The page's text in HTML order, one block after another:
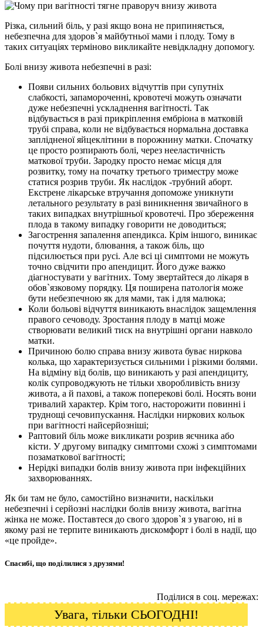
Різка, сильний біль, у разі якщо вона не припиняється,
небезпечна для здоров`я майбутньої мами і плоду. Тому в
таких ситуаціях терміново викликайте невідкладну допомогу.
Болі внизу живота небезпечні в разі:
Появи сильних больових відчуттів при супутніх
слабкості, запамороченні, кровотечі можуть означати
дуже небезпечні ускладнення вагітності. Так
відбувається в разі прикріплення ембріона в матковій
трубі справа, коли не відбувається нормальна доставка
заплідненої яйцеклітини в порожнину матки. Спочатку
це просто розпирають болі, через нееластичність
маткової труби. Зародку просто немає місця для
розвитку, тому на початку третього триместру може
статися розрив труби. Як наслідок -трубний аборт.
Екстрене лікарське втручання допоможе уникнути
летального результату в разі виникнення звичайного в
таких випадках внутрішньої кровотечі. Про збереження
плода в такому випадку говорити не доводиться;
Загострення запалення апендикса. Крім іншого, виникає
почуття нудоти, блювання, а також біль, що
підсилюється при русі. Але всі ці симптоми не можуть
точно свідчити про апендицит. Його дуже важко
діагностувати у вагітних. Тому звертайтеся до лікаря в
обов`язковому порядку. Ця поширена патологія може
бути небезпечною як для мами, так і для малюка;
Коли больові відчуття виникають внаслідок защемлення
правого сечоводу. Зростання плоду в матці може
створювати великий тиск на внутрішні органи навколо
матки.
Причиною болю справа внизу живота буває ниркова
колька, що характеризується сильними і різкими болями.
На відміну від болів, що виникають у разі апендициту,
колік супроводжують не тільки хворобливість внизу
живота, а й пахові, а також поперекові болі. Носять вони
тривалий характер. Крім того, насторожити повинні і
труднощі сечовипускання. Наслідки ниркових кольок
при вагітності найсерйозніші;
Раптовий біль може викликати розрив яєчника або
кісти. У другому випадку симптоми схожі з симптомами
позаматкової вагітності;
Нерідкі випадки болів внизу живота при інфекційних
захворюваннях.
Як би там не було, самостійно визначити, наскільки
небезпечні і серйозні наслідки болів внизу живота, вагітна
жінка не може. Поставтеся до свого здоров`я з увагою, ні в
якому разі не терпите виникають дискомфорт і болі в надії, що
«це пройде».
Спасибі, що поділилися з друзями!
Поділися в соц. мережах:
Увага, тільки СЬОГОДНІ!